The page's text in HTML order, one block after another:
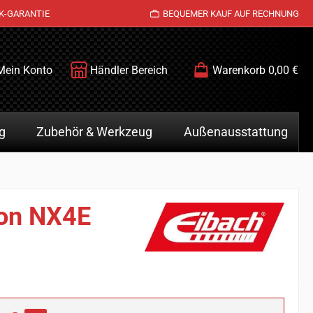
GARANTIE BEQUEMER KAUF AUF RECHNUNG
Konto Händler Bereich Warenkorb 0,00 €
Zubehör & Werkzeug Außenausstattung
NX4E